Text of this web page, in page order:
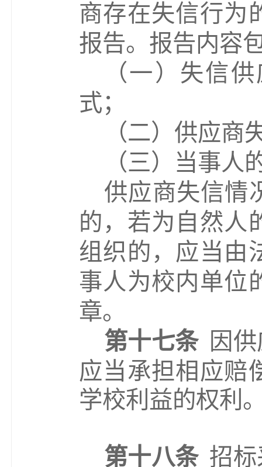
商存在失信行为
报告。 报告内容
（一 ）失信
式；
（二）供应商
（三）当事人
供应商失信情
的，若为自然人
组织的，应当由
事人为校内单位
章。
第十七条 因
应当承担相应赔
学校利益的权利
第十八条 招